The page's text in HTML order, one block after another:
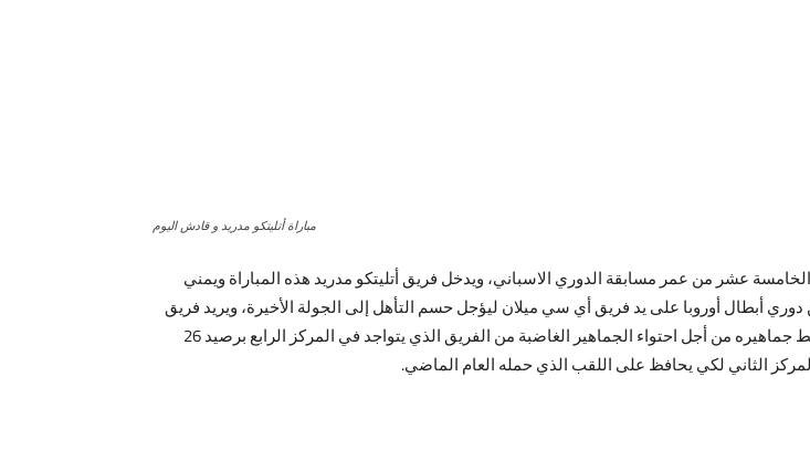
مباراة أتليتكو مدريد و قادش اليوم
عشر من عمر مسابقة الدوري الاسباني، ويدخل فريق أتليتكو مدريد هذه المباراة ويمني
أبطال أوروبا على يد فريق أي سي ميلان ليؤجل حسم التأهل إلى الجولة الأخيرة، ويريد فريق
أتليتكو مدريد تصحيح المسار محلياً عندما يستضيف فريق قادش على ملعبه ووسط جماهيره من أجل احتواء الجماهير الغاضبة من الفريق الذي يتواجد في المركز الرابع برصيد 26